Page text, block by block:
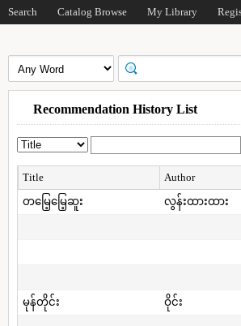
Search Catalog Browse My Library
Recommendation History List
Title Author
တမြေ့မြေ့ဆူး
လွန်းထားထား
မုန်တိုင်း ဝိုင်း